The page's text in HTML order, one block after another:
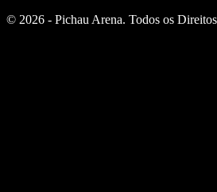
© 2026 - Pichau Arena. Todos os